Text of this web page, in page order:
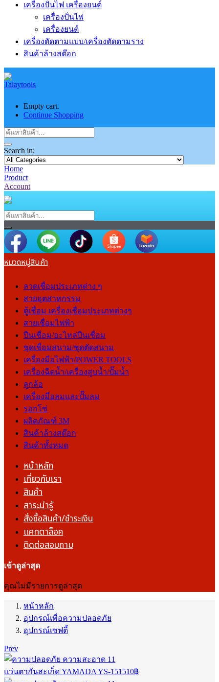
เครื่องปั่นไฟ เครื่องยนต์
เครื่องปั่นไฟ
เครื่องยนต์
เครื่องตัดตามแบบ/เครื่องตัดตามราง
สินค้าล้างสต๊อก
Empty cart.
Continue Shopping
Search in:
Home
Product
Account
หมวดหมู่สินค้า
ลวดเชื่อมประเภทต่าง ๆ
สายอุตสาหกรรม
ตู้เชื่อม เครื่องเชื่อมประเภทต่างๆ
สายเชื่อมไฟฟ้า
ปืนเชื่อม/อะไหล่ปืนเชื่อม
ชุดเชื่อมสนาม/ชุดตัดสนาม
เครื่องมือไฟฟ้า/POWER TOOLS
เครื่องฉีดน้ำ/เครื่องสูบน้ำ/ปั๊มน้ำ
ลูกล้อ
เครื่องมือลมและปั๊มลม
รอกโซ่
ผลิตภัณฑ์ 3M
สินค้าล้างสต๊อก
สินค้าทั้งหมด
หน้าหลัก
เกี่ยวกับเรา
สินค้า
สาระน่ารู้
สั่งซื้อสินค้า/ชำระเงิน
แคทตาล็อค
ติดต่อสอบถาม
เข้าดูล่าสุด
คุณไม่มีรายการดูล่าสุด
หน้าหลัก
อุปกรณ์เพื่อความปลอดภัย
อุปกรณ์เซฟตี้
Prev
แว่นตากันสะเก็ด YAMADA YS-151 510฿